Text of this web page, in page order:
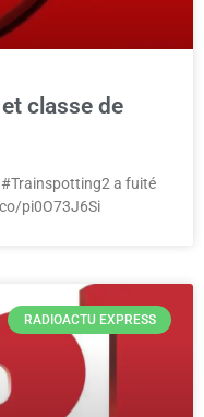
classe de
#Trainspotting2 a fuité
pi0O73J6Si
RADIOACTU EXPRESS